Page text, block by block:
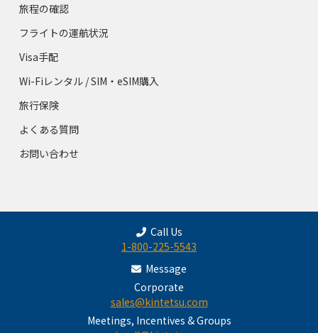
旅程の確認
フライトの運航状況
Visa手配
Wi-Fiレンタル / SIM・eSIM購入
旅行保険
よくある質問
お問い合わせ
Call Us
1-800-225-5543
Message
Corporate
sales@kintetsu.com
Meetings, Incentives & Groups